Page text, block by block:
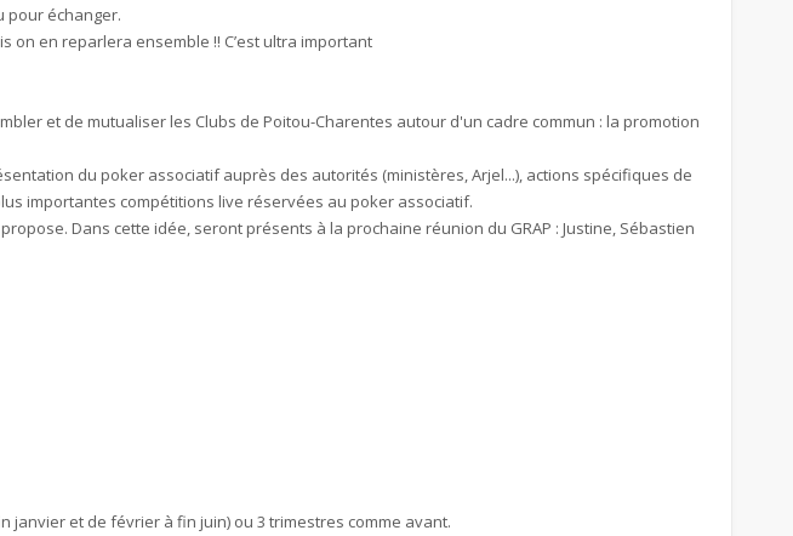
pour échanger.
on en reparlera ensemble !! C’est ultra important
et de mutualiser les Clubs de Poitou-Charentes autour d'un cadre commun : la promotion
du poker associatif auprès des autorités (ministères, Arjel...), actions spécifiques de
importantes compétitions live réservées au poker associatif.
Dans cette idée, seront présents à la prochaine réunion du GRAP : Justine, Sébastien
janvier et de février à fin juin) ou 3 trimestres comme avant.